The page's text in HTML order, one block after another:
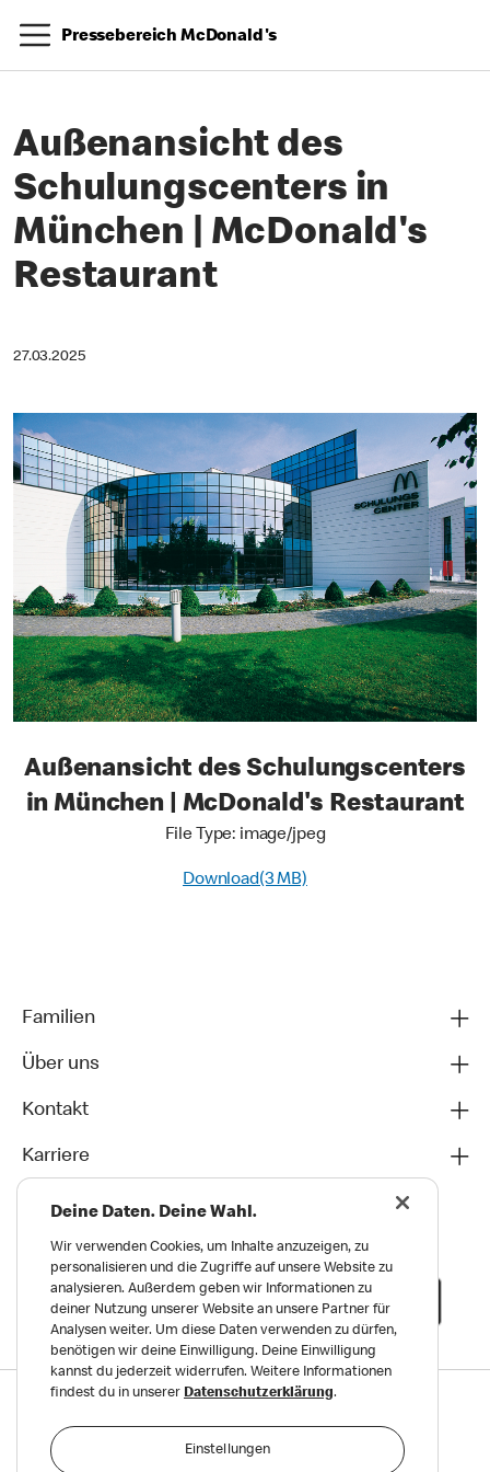
Pressebereich McDonald's
Außenansicht des
Schulungscenters in
München | McDonald's
Restaurant
27.03.2025
Außenansicht des Schulungscenters
in München | McDonald's Restaurant
File Type: image/jpeg
Download(3 MB)
Familien
Über uns
Kontakt
Karriere
Datenschutz
Deine Daten. Deine Wahl.
Wir verwenden Cookies, um Inhalte anzuzeigen, zu
personalisieren und die Zugriffe auf unsere Website zu
analysieren. Außerdem geben wir Informationen zu
deiner Nutzung unserer Website an unsere Partner für
Analysen weiter. Um diese Daten verwenden zu dürfen,
benötigen wir deine Einwilligung. Deine Einwilligung
kannst du jederzeit widerrufen. Weitere Informationen
findest du in unserer Datenschutzerklärung.
Einstellungen